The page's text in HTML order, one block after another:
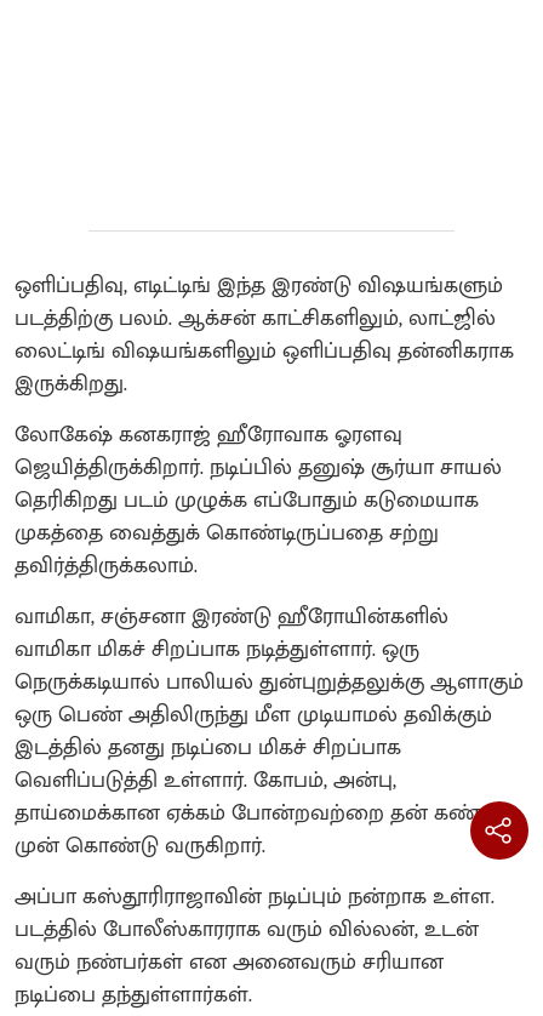
ஒளிப்பதிவு, எடிட்டிங் இந்த இரண்டு விஷயங்களும்
படத்திற்கு பலம். ஆக்சன் காட்சிகளிலும், லாட்ஜில்
லைட்டிங் விஷயங்களிலும் ஒளிப்பதிவு தன்னிகராக
இருக்கிறது.
லோகேஷ் கனகராஜ் ஹீரோவாக ஓரளவு
ஜெயித்திருக்கிறார். நடிப்பில் தனுஷ் சூர்யா சாயல்
தெரிகிறது படம் முழுக்க எப்போதும் கடுமையாக
முகத்தை வைத்துக் கொண்டிருப்பதை சற்று
தவிர்த்திருக்கலாம்.
வாமிகா, சஞ்சனா இரண்டு ஹீரோயின்களில்
வாமிகா மிகச் சிறப்பாக நடித்துள்ளார். ஒரு
நெருக்கடியால் பாலியல் துன்புறுத்தலுக்கு ஆளாகும்
ஒரு பெண் அதிலிருந்து மீள முடியாமல் தவிக்கும்
இடத்தில் தனது நடிப்பை மிகச் சிறப்பாக
வெளிப்படுத்தி உள்ளார். கோபம், அன்பு,
தாய்மைக்கான ஏக்கம் போன்றவற்றை தன் கண்
முன் கொண்டு வருகிறார்.
அப்பா கஸ்தூரிராஜாவின் நடிப்பும் நன்றாக உள்ள.
படத்தில் போலீஸ்காரராக வரும் வில்லன், உடன்
வரும் நண்பர்கள் என அனைவரும் சரியான
நடிப்பை தந்துள்ளார்கள்.